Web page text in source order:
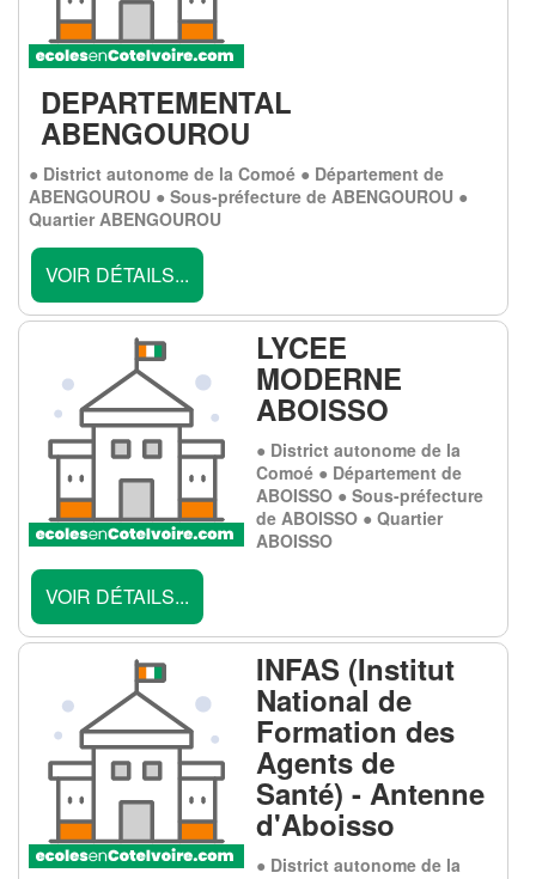
DEPARTEMENTAL
ABENGOUROU
● District autonome de la Comoé ● Département de
ABENGOUROU ● Sous-préfecture de ABENGOUROU ●
Quartier ABENGOUROU
VOIR DÉTAILS...
LYCEE
MODERNE
ABOISSO
● District autonome de la
Comoé ● Département de
ABOISSO ● Sous-préfecture
de ABOISSO ● Quartier
ABOISSO
VOIR DÉTAILS...
INFAS (Institut
National de
Formation des
Agents de
Santé) - Antenne
d'Aboisso
● District autonome de la